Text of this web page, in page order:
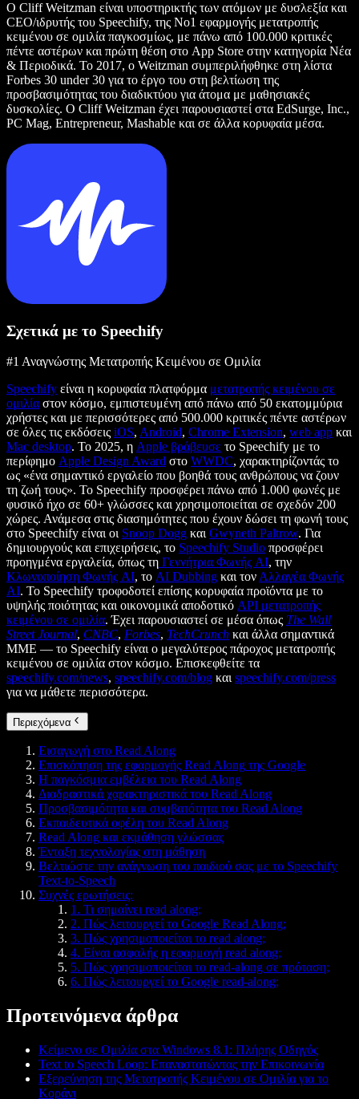
Ο Cliff Weitzman είναι υποστηρικτής των ατόμων με δυσλεξία και
CEO/ιδρυτής του Speechify, της Νο1 εφαρμογής μετατροπής
κειμένου σε ομιλία παγκοσμίως, με πάνω από 100.000 κριτικές
πέντε αστέρων και πρώτη θέση στο App Store στην κατηγορία Νέα
& Περιοδικά. Το 2017, ο Weitzman συμπεριλήφθηκε στη λίστα
Forbes 30 under 30 για το έργο του στη βελτίωση της
προσβασιμότητας του διαδικτύου για άτομα με μαθησιακές
δυσκολίες. Ο Cliff Weitzman έχει παρουσιαστεί στα EdSurge, Inc.,
PC Mag, Entrepreneur, Mashable και σε άλλα κορυφαία μέσα.
Σχετικά με το Speechify
#1 Αναγνώστης Μετατροπής Κειμένου σε Ομιλία
Speechify είναι η κορυφαία πλατφόρμα μετατροπής κειμένου σε
ομιλία στον κόσμο, εμπιστευμένη από πάνω από 50 εκατομμύρια
χρήστες και με περισσότερες από 500.000 κριτικές πέντε αστέρων
σε όλες τις εκδόσεις iOS, Android, Chrome Extension, web app και
Mac desktop. Το 2025, η Apple βράβευσε το Speechify με το
περίφημο Apple Design Award στο WWDC, χαρακτηρίζοντάς το
ως «ένα σημαντικό εργαλείο που βοηθά τους ανθρώπους να ζουν
τη ζωή τους». Το Speechify προσφέρει πάνω από 1.000 φωνές με
φυσικό ήχο σε 60+ γλώσσες και χρησιμοποιείται σε σχεδόν 200
χώρες. Ανάμεσα στις διασημότητες που έχουν δώσει τη φωνή τους
στο Speechify είναι οι Snoop Dogg καιGwyneth Paltrow. Για
δημιουργούς και επιχειρήσεις, το Speechify Studio προσφέρει
προηγμένα εργαλεία, όπως τη Γεννήτρια Φωνής AI, την
Κλωνοποίηση Φωνής AI, το AI Dubbing και τονΑλλαγέα Φωνής
AI. Το Speechify τροφοδοτεί επίσης κορυφαία προϊόντα με το
υψηλής ποιότητας και οικονομικά αποδοτικό API μετατροπής
κειμένου σε ομιλία. Έχει παρουσιαστεί σε μέσα όπως The Wall
Street Journal, CNBC, Forbes, TechCrunch και άλλα σημαντικά
ΜΜΕ — το Speechify είναι ο μεγαλύτερος πάροχος μετατροπής
κειμένου σε ομιλία στον κόσμο. Επισκεφθείτε τα
speechify.com/news, speechify.com/blog καιspeechify.com/press
για να μάθετε περισσότερα.
Περιεχόμενα
Εισαγωγή στο Read Along
Επισκόπηση της εφαρμογής Read Along της Google
Η παγκόσμια εμβέλεια του Read Along
Διαδραστικά χαρακτηριστικά του Read Along
Προσβασιμότητα και συμβατότητα του Read Along
Εκπαιδευτικά οφέλη του Read Along
Read Along και εκμάθηση γλώσσας
Ένταξη τεχνολογίας στη μάθηση
Βελτιώστε την ανάγνωση του παιδιού σας με το Speechify
Text-to-Speech
Συχνές ερωτήσεις:
1. Τι σημαίνει read along;
2. Πώς λειτουργεί το Google Read Along;
3. Πώς χρησιμοποιείται το read along;
4. Είναι ασφαλής η εφαρμογή read along;
5. Πώς χρησιμοποιείται το read-along σε πρόταση;
6. Πώς λειτουργεί το Google read-along;
Προτεινόμενα άρθρα
Κείμενο σε Ομιλία στα Windows 8.1: Πλήρης Οδηγός
Text to Speech Loop: Επαναστατώντας την Επικοινωνία
Εξερεύνηση της Μετατροπής Κειμένου σε Ομιλία για το
Κοράνι